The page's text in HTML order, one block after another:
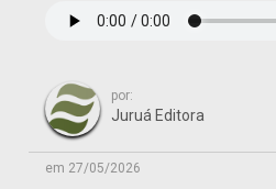
por:
Juruá Editora
em 27/05/2026